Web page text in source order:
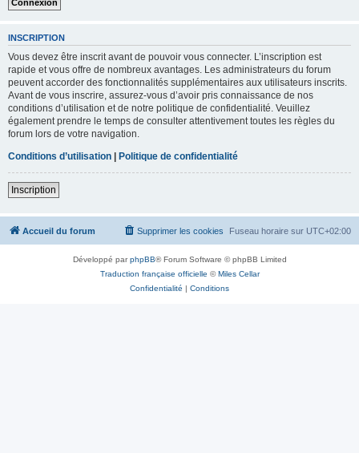
INSCRIPTION
Vous devez être inscrit avant de pouvoir vous connecter. L’inscription est
rapide et vous offre de nombreux avantages. Les administrateurs du forum
peuvent accorder des fonctionnalités supplémentaires aux utilisateurs inscrits.
Avant de vous inscrire, assurez-vous d’avoir pris connaissance de nos
conditions d’utilisation et de notre politique de confidentialité. Veuillez
également prendre le temps de consulter attentivement toutes les règles du
forum lors de votre navigation.
Conditions d’utilisation | Politique de confidentialité
Inscription
Accueil du forum Fuseau horaire sur UTC+02:00
Supprimer les cookies
Développé parphpBB® Forum Software © phpBB Limited
Traduction française officielle ©Miles Cellar
Confidentialité | Conditions